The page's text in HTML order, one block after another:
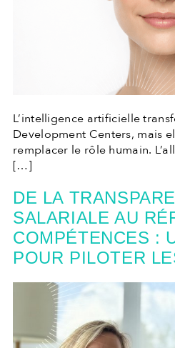
L’intelligence artificielle
Development Centers, mais
remplacer le rôle humain.
[…]
DE LA
SALARIALE AU
COMPÉTENCES :
POUR PILOTER